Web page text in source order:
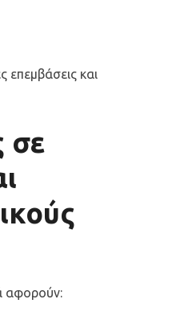
επεμβάσεις και
σε
αφορούν: